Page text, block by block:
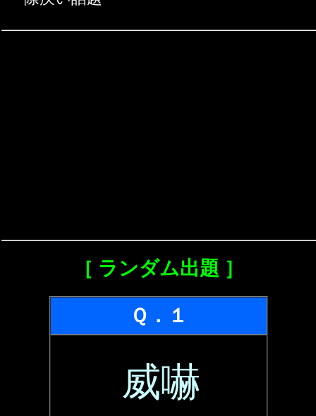
［ ランダム出題 ］
Ｑ．１
威嚇